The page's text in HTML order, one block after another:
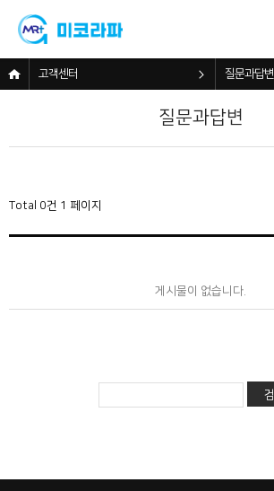
고객센터 질문과답변
질문과답변
Total 0건 1 페이지
게시물이 없습니다.